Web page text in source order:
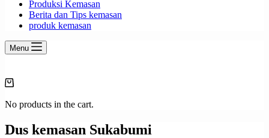
Produksi Kemasan
Berita dan Tips kemasan
produk kemasan
Menu
Shopping
No products in the cart.
Dus kemasan Sukabumi